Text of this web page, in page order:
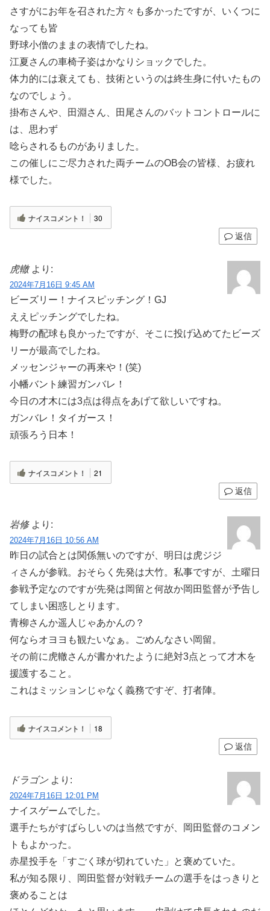
さすがにお年を召された方々も多かったですが、いくつに
なっても皆
野球小僧のままの表情でしたね。
江夏さんの車椅子姿はかなりショックでした。
体力的には衰えても、技術というのは終生身に付いたもの
なのでしょう。
掛布さんや、田淵さん、田尾さんのバットコントロールに
は、思わず
唸らされるものがありました。
この催しにご尽力された両チームのOB会の皆様、お疲れ
様でした。
ナイスコメント！ 30
返信
虎轍 より:
2024年7月16日 9:45 AM
ビーズリー！ナイスピッチング！GJ
ええピッチングでしたね。
梅野の配球も良かったですが、そこに投げ込めてたビーズ
リーが最高でしたね。
メッセンジャーの再来や！(笑)
小幡バント練習ガンバレ！
今日の才木には3点は得点をあげて欲しいですね。
ガンバレ！タイガース！
頑張ろう日本！
ナイスコメント！ 21
返信
岩修 より:
2024年7月16日 10:56 AM
昨日の試合とは関係無いのですが、明日は虎ジジ
ィさんが参戦。おそらく先発は大竹。私事ですが、土曜日
参戦予定なのですが先発は岡留と何故か岡田監督が予告し
てしまい困惑しとります。
青柳さんか遥人じゃあかんの？
何ならオヨヨも観たいなぁ。ごめんなさい岡留。
その前に虎轍さんが書かれたように絶対3点とって才木を
援護すること。
これはミッションじゃなく義務ですぞ、打者陣。
ナイスコメント！ 18
返信
ドラゴン より:
2024年7月16日 12:01 PM
ナイスゲームでした。
選手たちがすばらしいのは当然ですが、岡田監督のコメン
トもよかった。
赤星投手を「すごく球が切れていた」と褒めていた。
私が知る限り、岡田監督が対戦チームの選手をはっきりと
褒めることは